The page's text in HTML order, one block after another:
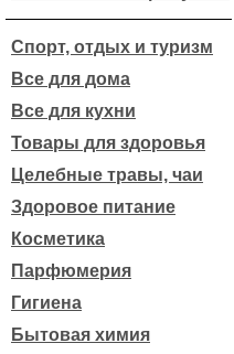
Спорт, отдых и туризм
Все для дома
Все для кухни
Товары для здоровья
Целебные травы, чаи
Здоровое питание
Косметика
Парфюмерия
Гигиена
Бытовая химия